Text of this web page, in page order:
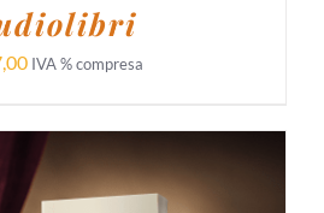
IVA % compresa